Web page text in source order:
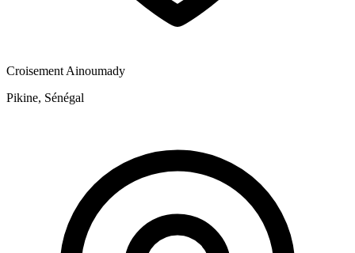
Croisement Ainoumady
Pikine, Sénégal